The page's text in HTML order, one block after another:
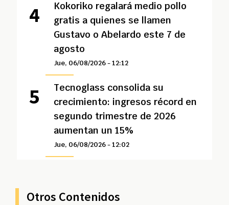
Kokoriko regalará medio pollo
gratis a quienes se llamen
Gustavo o Abelardo este 7 de
agosto
Jue, 06/08/2026 - 12:12
Tecnoglass consolida su
crecimiento: ingresos récord en
segundo trimestre de 2026
aumentan un 15%
Jue, 06/08/2026 - 12:02
Otros Contenidos